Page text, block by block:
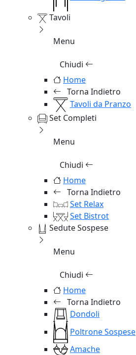
Tavoli
Menu
Chiudi
Home
Torna Indietro
Tavoli da Pranzo
Set Completi
Menu
Chiudi
Home
Torna Indietro
Set Relax
Set Bistrot
Sedute Sospese
Menu
Chiudi
Home
Torna Indietro
Dondoli
Poltrone Sospese
Amache